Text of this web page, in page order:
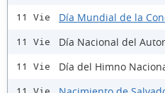
11 Vie Día Mundial de la
11 Vie Día Nacional del
11 Vie Día del Himno